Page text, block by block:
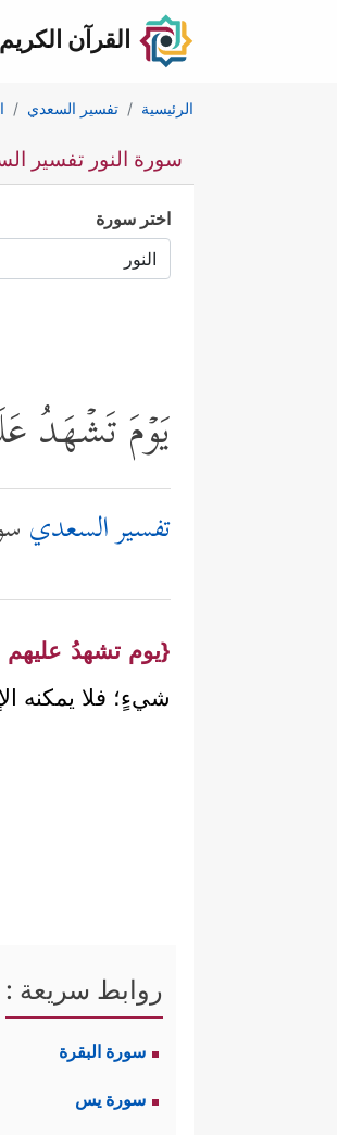
القرآن الكريم
الرئيسية تفسير السعدي
سورة النور تفسير
اختر سورة
یَوۡمَ تَشۡهَدُ
تفسير السعدي
{يوم تشهدُ عليهم
شيءٍ؛ فلا يمكنه
روابط سريعة :
سورة البقرة
سورة يس